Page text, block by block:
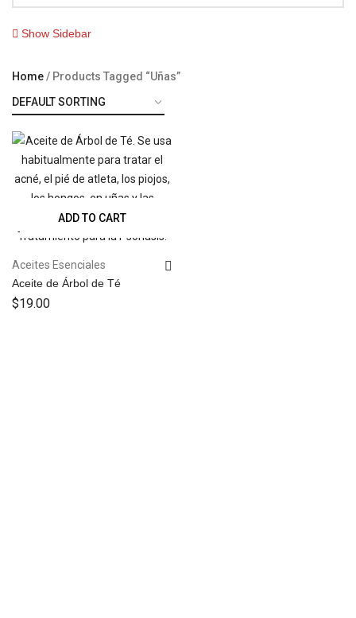
Show Sidebar
Home Products Tagged “uñas”
ADD TO CART
Aceites Esenciales
Aceite de Árbol de Té
$19.00